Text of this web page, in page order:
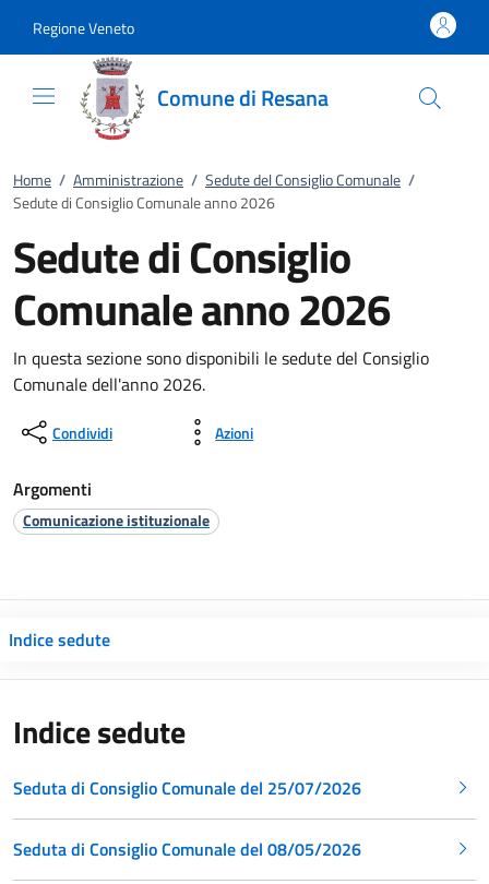
Regione Veneto
Comune di Resana
Home / Amministrazione / Sedute del Consiglio Comunale /
Sedute di Consiglio Comunale anno 2026
Sedute di Consiglio
Comunale anno 2026
In questa sezione sono disponibili le sedute del Consiglio
Comunale dell'anno 2026.
Condividi Azioni
Argomenti
Comunicazione istituzionale
Indice sedute
Indice sedute
Seduta di Consiglio Comunale del 25/07/2026
Seduta di Consiglio Comunale del 08/05/2026